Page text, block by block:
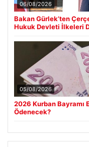
06/08/2026
Bakan Gürlek’ten
Hukuk Devleti İlkeleri
05/08/2026
2026 Kurban Bayramı
Ödenecek?